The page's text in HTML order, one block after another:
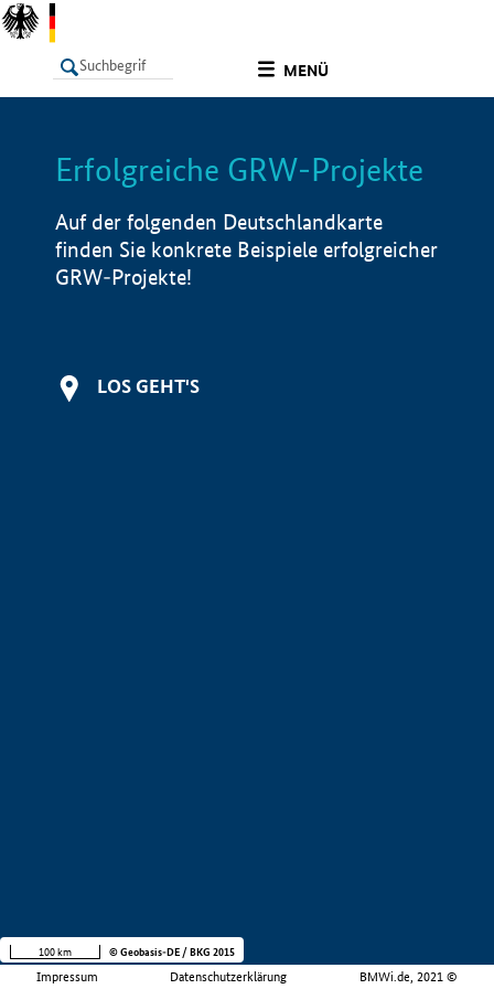
MENÜ
LISTE Info
Erfolgreiche GRW-Projekte
Auf der folgenden Deutschlandkarte
finden Sie konkrete Beispiele erfolgreicher
GRW-Projekte!
LOS GEHT'S
Impressum Datenschutzerklärung BMWi.de, 2021 ©
100 km © Geobasis-DE / BKG 2015